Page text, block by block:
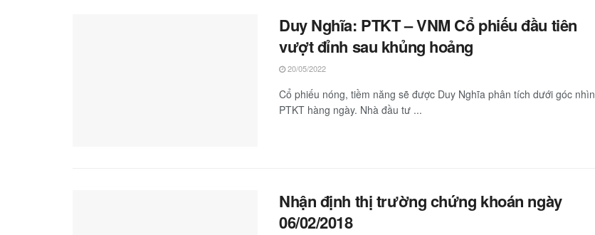
Duy Nghĩa: PTKT – VNM Cổ phiếu đầu tiên
vượt đỉnh sau khủng hoảng
20/05/2022
Cổ phiếu nóng, tiềm năng sẽ được Duy Nghĩa phân tích dưới góc nhìn
PTKT hàng ngày. Nhà đầu tư ...
Nhận định thị trường chứng khoán ngày
06/02/2018